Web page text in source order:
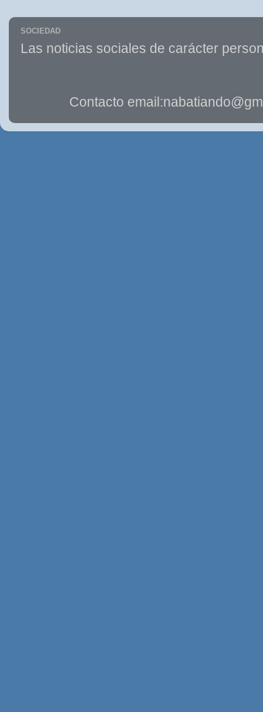
SOCIEDAD
Las noticias sociales de carácter
Contacto